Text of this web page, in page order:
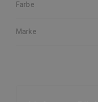
Farbe
Marke